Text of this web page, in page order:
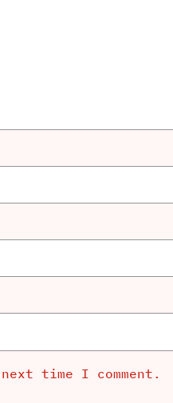
time I comment.